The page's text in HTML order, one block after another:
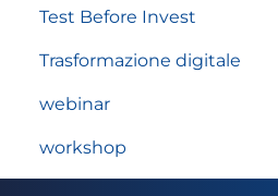
Test Before Invest
Trasformazione digitale
webinar
workshop